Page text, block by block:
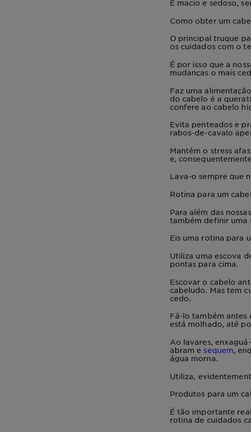
É macio e sedoso,
Como obter um
O principal truque
os cuidados com o
É por isso que a
mudanças o mais
Faz uma
do cabelo é a
confere ao cabelo
Evita penteados e
rabos-de-cavalo
Mantém o stress
e,
Lava-o sempre que
Rotina para um
Para além das
também definir uma
Eis uma rotina para
Utiliza uma escova
pontas para cima.
Escovar o cabelo
cabeludo. Mas tem
cedo.
Fá-lo também antes
está molhado, até
Ao lavares,
abram e sequem,
água morna.
Utiliza,
Produtos para um
É tão importante
rotina de cuidados